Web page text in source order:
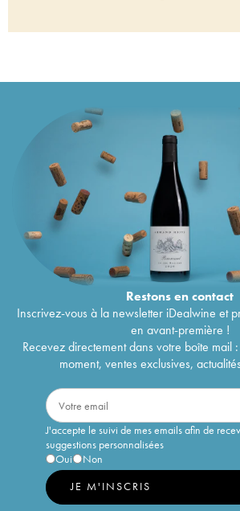
Château Balac Cru Bourgeois
Château Balac Cru Bourgeois
Château Balac Cru Bourgeois
Château Balac Cru Bourgeois
1981
Château Balac Cru Bourgeois
1980
Château Balac Cru Bourgeois
1979
Château Balac Cru Bourgeois 1978
Château Balac Cru Bourgeois1976
Château Balac Cru Bourgeois
Château Balac Cru Bourgeois
Restons encontact
Inscrivez-vous à la newsletter iDealwine et
en avant-première !
Recevez directement dans votre boîte mail
moment, ventes exclusives,
J'accepte le suivi de mes emails afin de
suggestions personnalisées
Oui
Non
JE M'INSCRIS